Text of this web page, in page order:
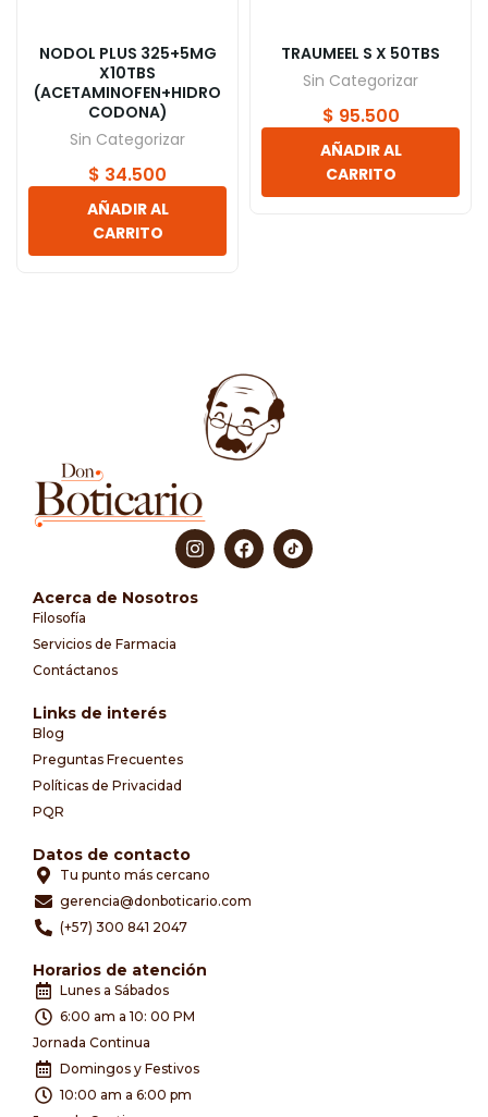
NODOL PLUS 325+5MG
X10TBS
(ACETAMINOFEN+HIDRO
CODONA)
Sin Categorizar
$ 34.500
AÑADIR AL
CARRITO
TRAUMEEL S X 50TBS
Sin Categorizar
$ 95.500
AÑADIR AL
CARRITO
Acerca de Nosotros
Filosofía
Servicios de Farmacia
Contáctanos
Links de interés
Blog
Preguntas Frecuentes
Políticas de Privacidad
PQR
Datos de contacto
Tu punto más cercano
gerencia@donboticario.com
(+57) 300 841 2047
Horarios de atención
Lunes a Sábados
6:00 am a 10: 00 PM
Jornada Continua
Domingos y Festivos
10:00 am a 6:00 pm